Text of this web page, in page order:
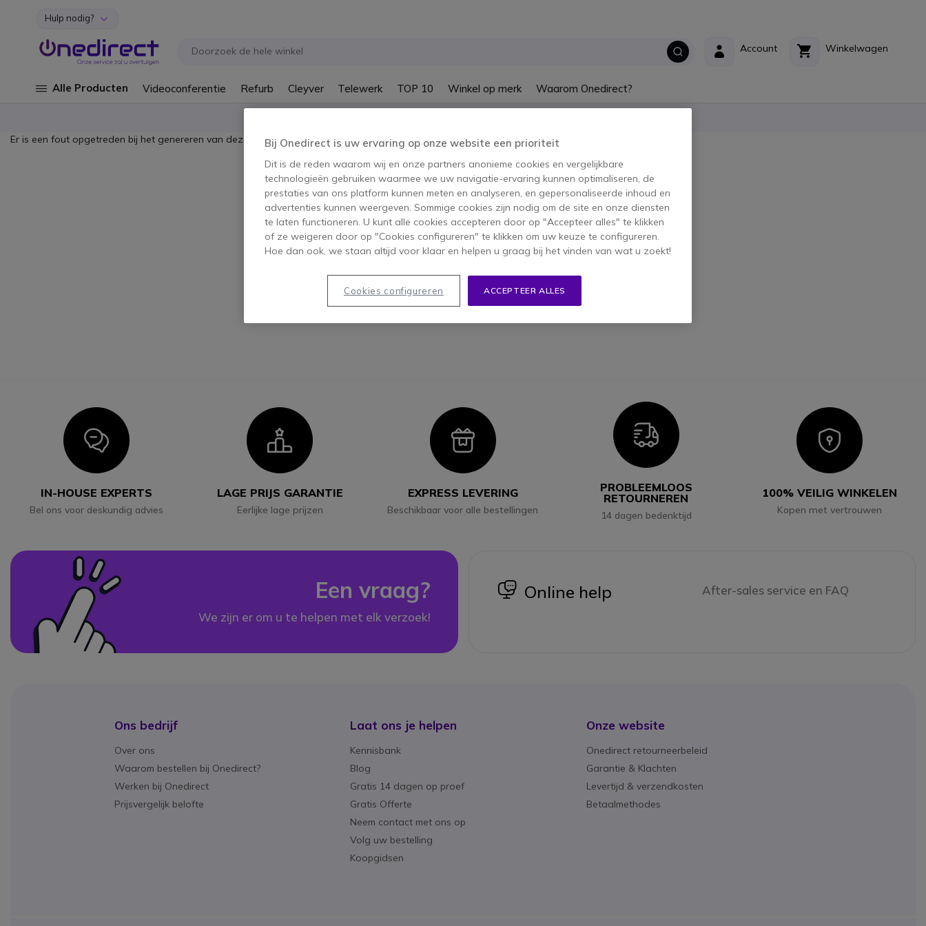
Ga naar de inhoud
Hulp nodig?
Winkelwagen
Account
Alle Producten Videoconferentie Refurb Cleyver Telewerk TOP 10 Winkel op merk Waarom Onedirect?
Er is een fout opgetreden bij het genereren van deze content.
Icon
IN-HOUSE EXPERTS
Bel ons voor deskundig advies
Icon
LAGE PRIJS GARANTIE
Eerlijke lage prijzen
Icon
EXPRESS LEVERING
Beschikbaar voor alle bestellingen
Icon
PROBLEEMLOOS
RETOURNEREN
14 dagen bedenktijd
Icon
100% VEILIG WINKELEN
Kopen met vertrouwen
Een vraag?
We zijn er om u te helpen met elk verzoek!
icon
Online help After-sales service en FAQ
Ons bedrijf
Over ons
Waarom bestellen bij Onedirect?
Werken bij Onedirect
Prijsvergelijk belofte
Laat ons je helpen
Kennisbank
Blog
Gratis 14 dagen op proef
Gratis Offerte
Neem contact met ons op
Volg uw bestelling
Koopgidsen
Onze website
Onedirect retourneerbeleid
Garantie & Klachten
Levertijd & verzendkosten
Betaalmethodes
Bij Onedirect is uw ervaring op onze website een prioriteit
Dit is de reden waarom wij en onze partners anonieme cookies en vergelijkbare
technologieën gebruiken waarmee we uw navigatie-ervaring kunnen optimaliseren, de
prestaties van ons platform kunnen meten en analyseren, en gepersonaliseerde inhoud en
advertenties kunnen weergeven. Sommige cookies zijn nodig om de site en onze diensten
te laten functioneren. U kunt alle cookies accepteren door op "Accepteer alles" te klikken
of ze weigeren door op "Cookies configureren" te klikken om uw keuze te configureren.
Hoe dan ook, we staan altijd voor klaar en helpen u graag bij het vinden van wat u zoekt!
ACCEPTEER ALLES
Cookies configureren